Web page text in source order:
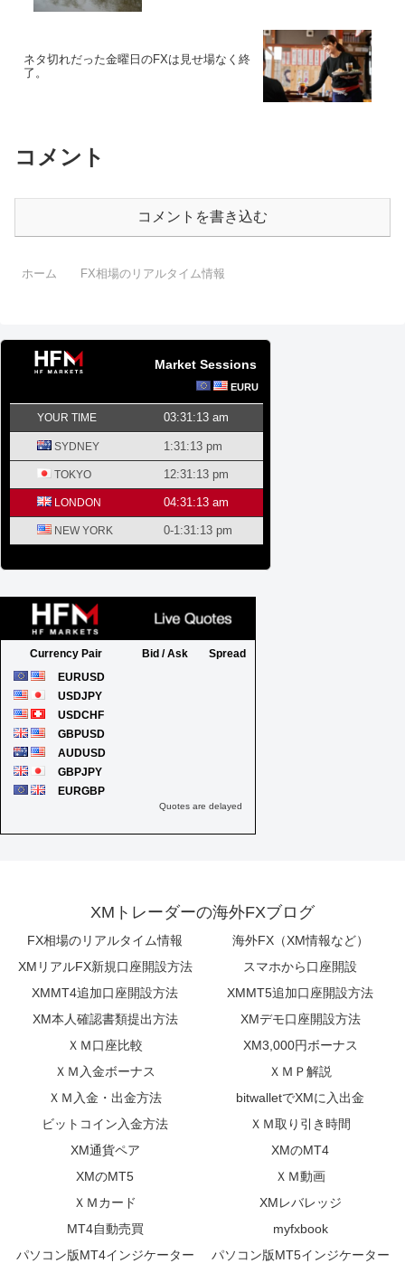
ネタ切れだった金曜日のFXは見せ場なく終
了。
コメント
コメントを書き込む
ホーム FX相場のリアルタイム情報
Market Sessions
XMトレーダーの海外FXブログ
FX相場のリアルタイム情報
海外FX（XM情報など）
XMリアルFX新規口座開設方法
スマホから口座開設
XMMT4追加口座開設方法
XMMT5追加口座開設方法
XM本人確認書類提出方法
XMデモ口座開設方法
ＸＭ口座比較
XM3,000円ボーナス
ＸＭ入金ボーナス
ＸＭＰ解説
ＸＭ入金・出金方法
bitwalletでXMに入出金
ビットコイン入金方法
ＸＭ取り引き時間
XM通貨ペア
XMのMT4
XMのMT5
ＸＭ動画
ＸＭカード
XMレバレッジ
MT4自動売買
myfxbook
パソコン版MT4インジケーター
パソコン版MT5インジケーター